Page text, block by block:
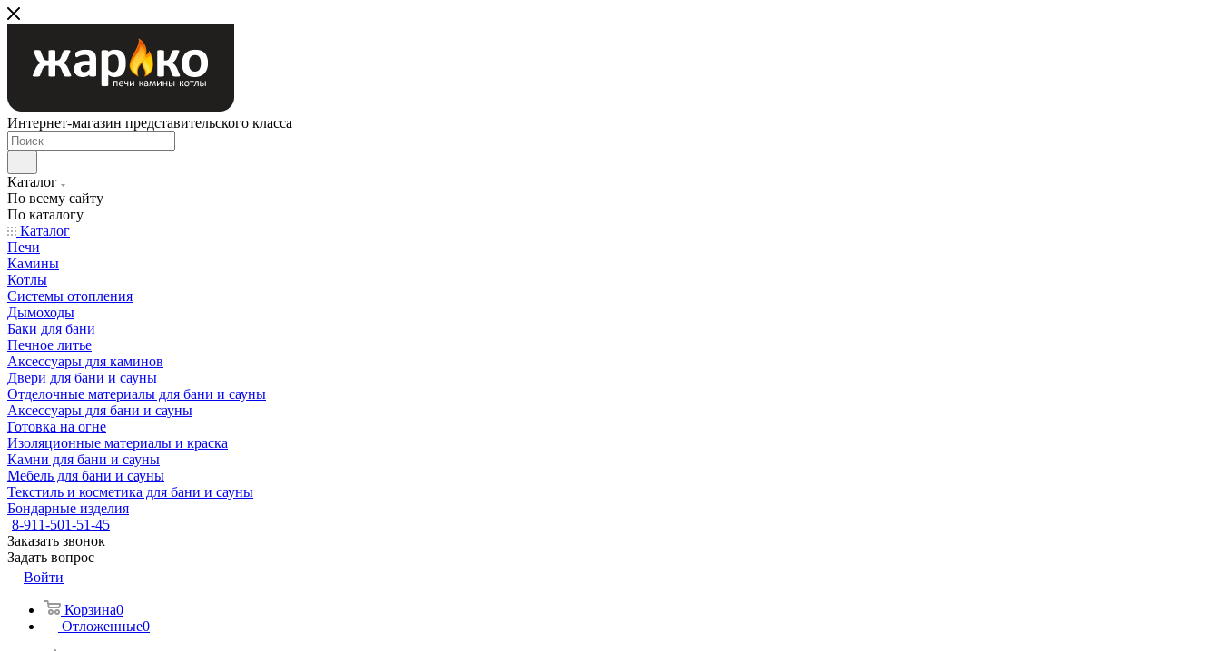
Интернет-магазин представительского класса
Каталог
По всему сайту
По каталогу
Каталог
Печи
Камины
Котлы
Системы отопления
Дымоходы
Баки для бани
Печное литье
Аксессуары для каминов
Двери для бани и сауны
Отделочные материалы для бани и сауны
Аксессуары для бани и сауны
Готовка на огне
Изоляционные материалы и краска
Камни для бани и сауны
Мебель для бани и сауны
Текстиль и косметика для бани и сауны
Бондарные изделия
8-911-501-51-45
Заказать звонок
Задать вопрос
Войти
Корзина0
Отложенные0